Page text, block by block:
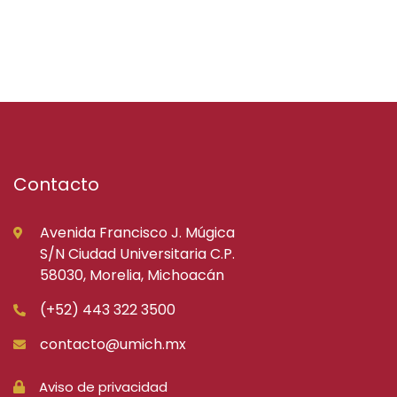
Contacto
Avenida Francisco J. Múgica
S/N Ciudad Universitaria C.P.
58030, Morelia, Michoacán
(+52) 443 322 3500
contacto@umich.mx
Aviso de privacidad